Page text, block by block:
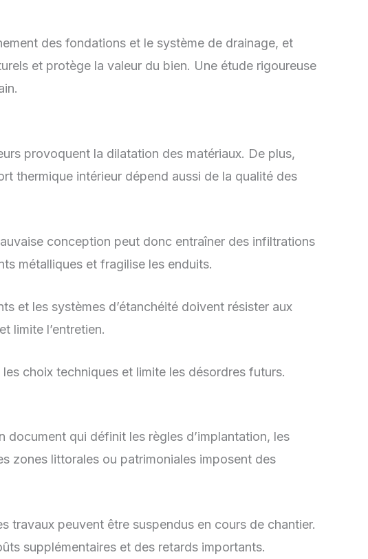
des fondations et le système de drainage, et
et protège la valeur du bien. Une étude rigoureuse
provoquent la dilatation des matériaux. De plus,
thermique intérieur dépend aussi de la qualité des
conception peut donc entraîner des infiltrations
métalliques et fragilise les enduits.
et les systèmes d’étanchéité doivent résister aux
limite l’entretien.
choix techniques et limite les désordres futurs.
document qui définit les règles d’implantation, les
zones littorales ou patrimoniales imposent des
travaux peuvent être suspendus en cours de chantier.
supplémentaires et des retards importants.